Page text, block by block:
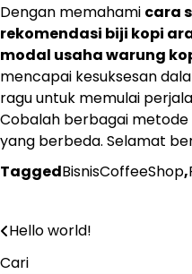
Dengan memahami cara
rekomendasi biji kopi
modal usaha warung
mencapai kesuksesan
ragu untuk memulai
Cobalah berbagai metode
yang berbeda. Selamat
TaggedBisnisCoffeeShop,
Navigasi
pos
Hello world!
Cari